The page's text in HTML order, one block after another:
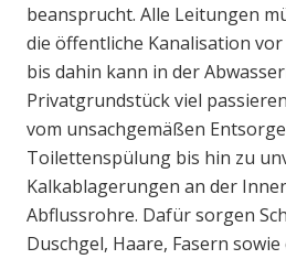
beansprucht. Alle Leitungen
die öffentliche Kanalisation vor
bis dahin kann in der
Privatgrundstück viel
vom unsachgemäßen
Toilettenspülung bis hin zu
Kalkablagerungen an der
Abflussrohre. Dafür sorgen
Duschgel, Haare, Fasern